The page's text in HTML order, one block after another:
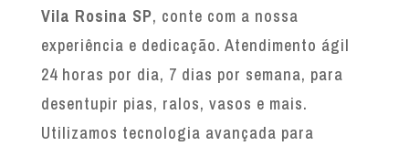
Vila Rosina SP, conte com a nossa
experiência e dedicação. Atendimento ágil
24 horas por dia, 7 dias por semana, para
desentupir pias, ralos, vasos e mais.
Utilizamos tecnologia avançada para